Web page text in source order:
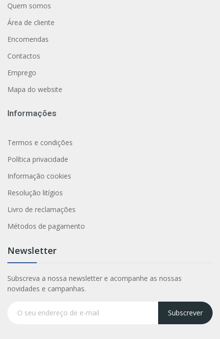
Quem somos
Área de cliente
Encomendas
Contactos
Emprego
Mapa do website
Informações
Termos e condições
Política privacidade
Informação cookies
Resolução litígios
Livro de reclamações
Métodos de pagamento
Newsletter
Subscreva a nossa newsletter e acompanhe as nossas
novidades e campanhas.
Subscrever